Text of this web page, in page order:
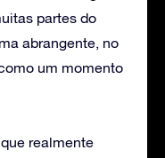
partes do
abrangente, no
um momento
realmente